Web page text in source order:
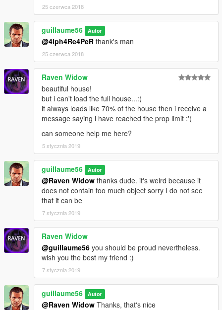
25 czerwca 2018
guillaume56 Autor
@4lph4Re4PeR thank's man
25 czerwca 2018
Raven Widow
beautiful house!
but i can't load the full house...:(
it always loads like 70% of the house then i receive a
message saying i have reached the prop limit :'(
can someone help me here?
5 stycznia 2019
guillaume56 Autor
@Raven Widow thanks dude. it's weird because it
does not contain too much object sorry I do not see
that it can be
7 stycznia 2019
Raven Widow
@guillaume56 you should be proud nevertheless.
wish you the best my friend :)
7 stycznia 2019
guillaume56 Autor
@Raven Widow Thanks, that's nice